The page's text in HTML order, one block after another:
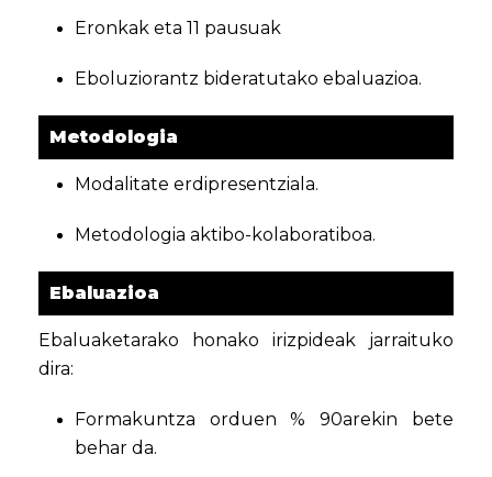
Eronkak eta 11 pausuak
Eboluziorantz bideratutako ebaluazioa.
Metodologia
Modalitate erdipresentziala.
Metodologia aktibo-kolaboratiboa.
Ebaluazioa
Ebaluaketarako honako irizpideak jarraituko
dira:
Formakuntza orduen % 90arekin bete
behar da.